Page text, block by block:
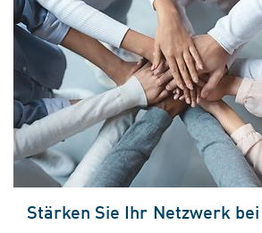
Stärken Sie Ihr Netzwerk bei